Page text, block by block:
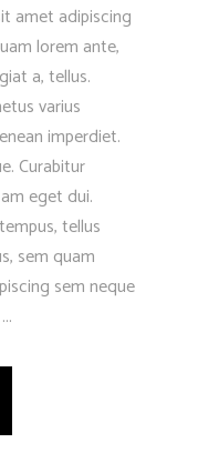
amet adipiscing
lorem ante,
a, tellus.
varius
imperdiet.
Curabitur
eget dui.
tellus
sem quam
sem neque